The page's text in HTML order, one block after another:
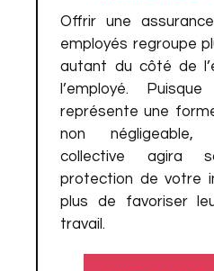
Offrir une
employés regroupe
autant du côté de
l’employé.
représente une
non négligeable,
collective agira
protection de votre
plus de favoriser
travail.